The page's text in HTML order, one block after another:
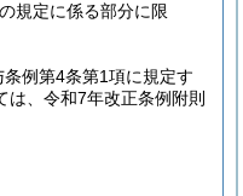
の規定に係る部分に限
例第4条第1項に規定す
は、令和7年改正条例附則